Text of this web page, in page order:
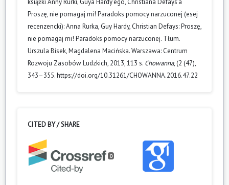
książki Anny Rurki, Guya Hardy’ego, Christiana Defays’a
Proszę, nie pomagaj mi! Paradoks pomocy narzuconej (esej
recenzencki): Anna Rurka, Guy Hardy, Christian Defays: Proszę,
nie pomagaj mi! Paradoks pomocy narzuconej. Tłum.
Urszula Bisek, Magdalena Macińska. Warszawa: Centrum
Rozwoju Zasobów Ludzkich, 2013, 113 s. Chowanna, (2 (47),
343–355. https://doi.org/10.31261/CHOWANNA.2016.47.22
CITED BY / SHARE
0